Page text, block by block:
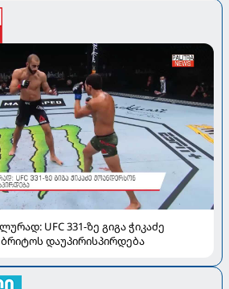
UFC 331-ზე გიგა ჭიკაძე
დაუპირისპირდება